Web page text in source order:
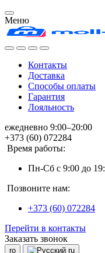
Меню
Контакты
Доставка
Способы оплаты
Гарантия
Лояльность
ежедневно 9:00–20:00
+373 (60) 072284
Время работы:
Пн-Сб с 9:00 до
Позвоните нам:
+373 (60) 072284
Перейти в контакты
Заказать звонок
ro
ru